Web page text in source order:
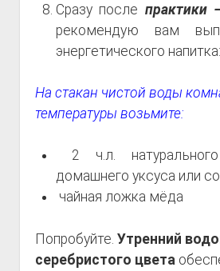
Сразу после практики
рекомендую вам
энергетического напитка:
На стакан чистой воды
температуры возьмите:
2 ч.л.
домашнего уксуса или
чайная ложка мёда
Попробуйте. Утренний
серебристого цвета